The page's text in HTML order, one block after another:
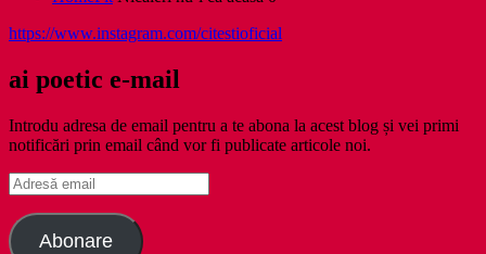
https://www.instagram.com/citestioficial
ai poetic e-mail
Introdu adresa de email pentru a te abona la acest blog și vei primi
notificări prin email când vor fi publicate articole noi.
Adresă
email
Abonare